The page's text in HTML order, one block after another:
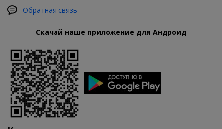
Обратная связь
Скачай наше приложение для Андроид